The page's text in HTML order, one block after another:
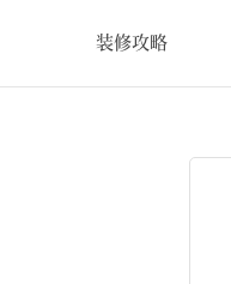
装修攻略